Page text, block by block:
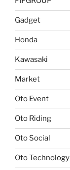
Gadget
Honda
Kawasaki
Market
Oto Event
Oto Riding
Oto Social
Oto Technology